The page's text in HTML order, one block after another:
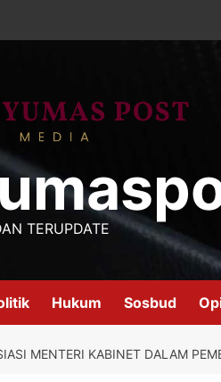
TERUPDATE
Hukum Sosbud
MENTERI KABINET DALAM